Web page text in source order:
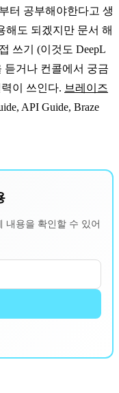
터 공부해야한다고 생
해도 되겠지만 문서 해
쓰기 (이것도 DeepL
듣거나 컨콜에서 궁금
이 쓰인다. 브레이즈
API Guide, Braze
내용을 확인할 수 있어